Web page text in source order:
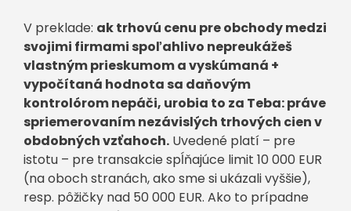
V preklade: ak trhovú cenu pre obchody medzi
svojimi firmami spoľahlivo nepreukážeš
vlastným prieskumom a vyskúmaná +
vypočítaná hodnota sa daňovým
kontrolórom nepáči, urobia to za Teba: práve
spriemerovaním nezávislých trhových cien v
obdobných vzťahoch. Uvedené platí – pre
istotu – pre transakcie spĺňajúce limit 10 000 EUR
(na oboch stranách, ako sme si ukázali vyššie),
resp. pôžičky nad 50 000 EUR. Ako to prípadne